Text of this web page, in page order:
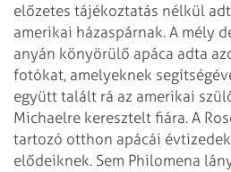
előzetes tájékoztatás nélkül
amerikai házaspárnak. A mély
anyán könyörülő apáca adta
fotókat, amelyeknek
együtt talált rá az amerikai
Michaelre keresztelt fiára. A
tartozó otthon apácái
elődeiknek. Sem Philomena